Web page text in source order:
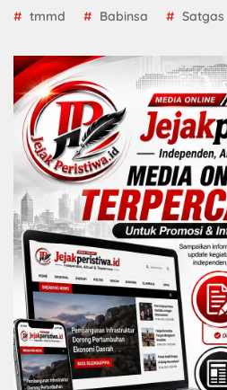
tmmd Babinsa Satgas